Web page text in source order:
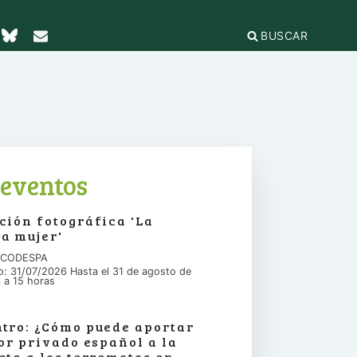
BUSCAR
LA COORDINADORA
por la solidaridad
la ciudadanía global
DE LA
EL
Feminista
Antiacoso
de
y
de Compras
igualdad
fotográfica 'La
mujer'
31/07/2026 Hasta el 31 de agosto de
15 horas
¿Cómo puede aportar
privado español a la